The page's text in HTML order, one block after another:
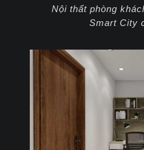
Nội thất phòng
Smart City